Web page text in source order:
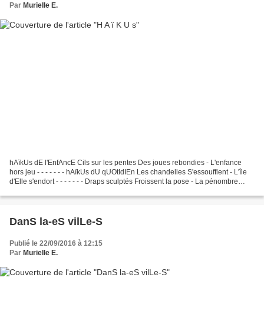
Par Murielle E.
hAïkUs dE l'EnfAncE Cils sur les pentes Des joues rebondies - L'enfance
hors jeu - - - - - - - hAïkUs dU qUOtIdIEn Les chandelles S'essoufflent - L'île
d'Elle s'endort - - - - - - - Draps sculptés Froissent la pose - La pénombre
DanS la-eS vilLe-S
Publié le 22/09/2016 à 12:15
Par Murielle E.